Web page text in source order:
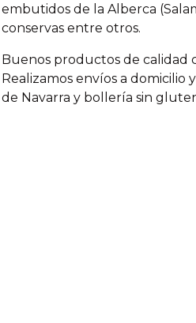
embutidos de la Alberca
conservas entre otros.
Buenos productos de calidad
Realizamos envíos a
de Navarra y bollería sin